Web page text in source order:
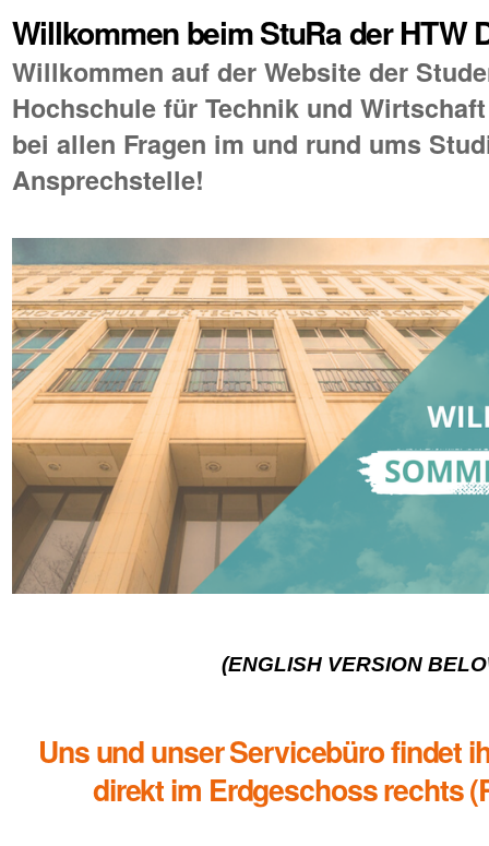
Willkommen beim StuRa der HTW
Willkommen auf der Website der
Hochschule für Technik und
bei allen Fragen im und rund ums
Ansprechstelle!
(ENGLISH VERSION
Uns und unser Servicebüro findet
direkt im Erdgeschoss rechts